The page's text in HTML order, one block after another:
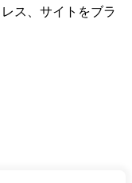
ス、サイトをブラ